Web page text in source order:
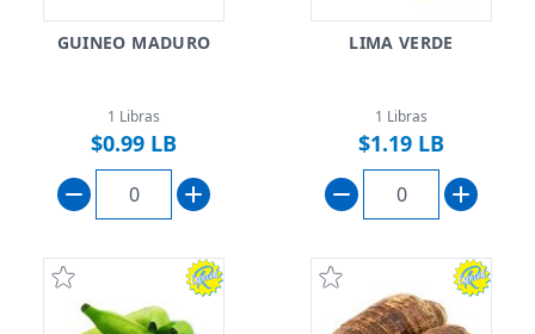
GUINEO MADURO
1 Libras
$0.99 LB
LIMA VERDE
1 Libras
$1.19 LB